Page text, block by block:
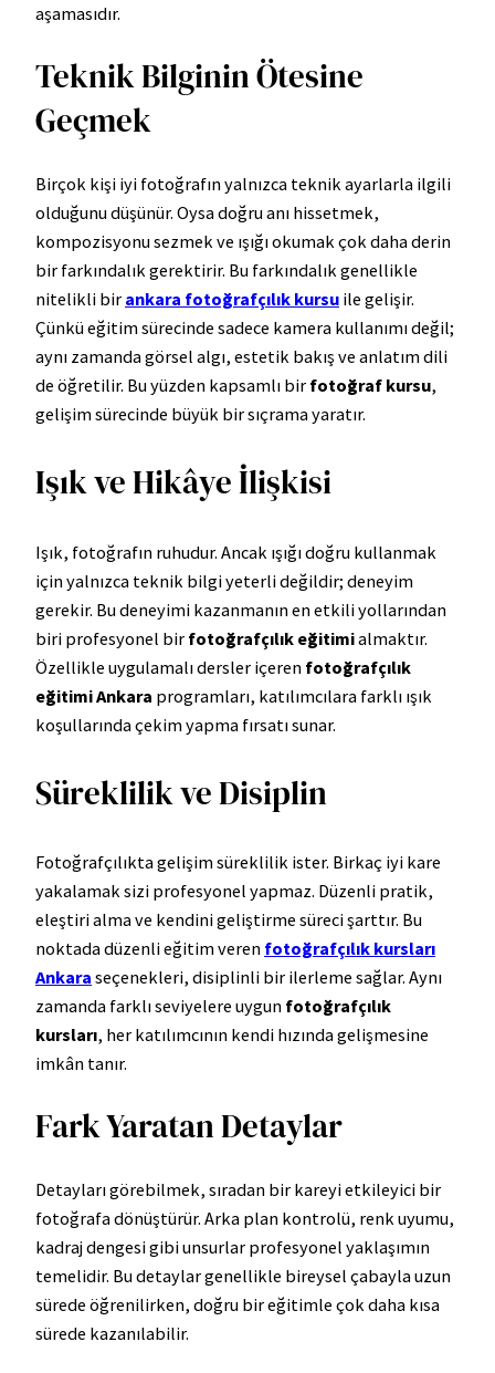
aşamasıdır.
Teknik Bilginin Ötesine
Geçmek
Birçok kişi iyi fotoğrafın yalnızca teknik ayarlarla ilgili
olduğunu düşünür. Oysa doğru anı hissetmek,
kompozisyonu sezmek ve ışığı okumak çok daha derin
bir farkındalık gerektirir. Bu farkındalık genellikle
nitelikli bir ankara fotoğrafçılık kursu ile gelişir.
Çünkü eğitim sürecinde sadece kamera kullanımı değil;
aynı zamanda görsel algı, estetik bakış ve anlatım dili
de öğretilir. Bu yüzden kapsamlı bir fotoğraf kursu,
gelişim sürecinde büyük bir sıçrama yaratır.
Işık ve Hikâye İlişkisi
Işık, fotoğrafın ruhudur. Ancak ışığı doğru kullanmak
için yalnızca teknik bilgi yeterli değildir; deneyim
gerekir. Bu deneyimi kazanmanın en etkili yollarından
biri profesyonel bir fotoğrafçılık eğitimialmaktır.
Özellikle uygulamalı dersler içeren fotoğrafçılık
eğitimi Ankara programları, katılımcılara farklı ışık
koşullarında çekim yapma fırsatı sunar.
Süreklilik ve Disiplin
Fotoğrafçılıkta gelişim süreklilik ister. Birkaç iyi kare
yakalamak sizi profesyonel yapmaz. Düzenli pratik,
eleştiri alma ve kendini geliştirme süreci şarttır. Bu
noktada düzenli eğitim veren fotoğrafçılık kursları
Ankara seçenekleri, disiplinli bir ilerleme sağlar. Aynı
zamanda farklı seviyelere uygun fotoğrafçılık
kursları, her katılımcının kendi hızında gelişmesine
imkân tanır.
Fark Yaratan Detaylar
Detayları görebilmek, sıradan bir kareyi etkileyici bir
fotoğrafa dönüştürür. Arka plan kontrolü, renk uyumu,
kadraj dengesi gibi unsurlar profesyonel yaklaşımın
temelidir. Bu detaylar genellikle bireysel çabayla uzun
sürede öğrenilirken, doğru bir eğitimle çok daha kısa
sürede kazanılabilir.